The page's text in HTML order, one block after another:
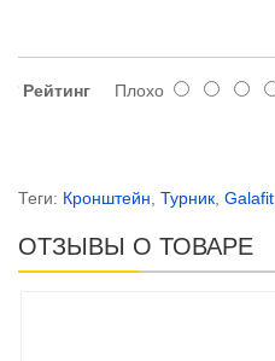
Рейтинг Плохо
Теги: Кронштейн Турник Galafit
ОТЗЫВЫ О ТОВАРЕ